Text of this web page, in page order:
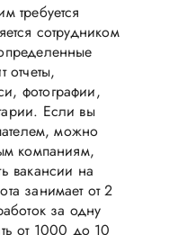
требуется
сотрудником
отчеты,
фотографии,
Если вы
можно
компаниям,
вакансии на
занимает от 2
за одну
от 1000 до 10